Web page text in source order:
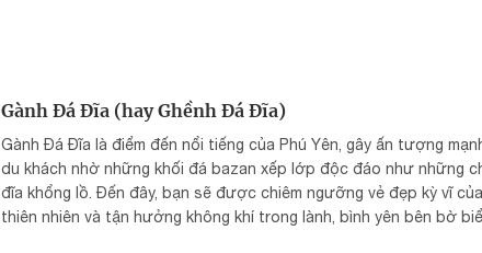
Gành Đá Đĩa (hay Ghềnh Đá Đĩa)
Gành Đá Đĩa là điểm đến nổi tiếng của Phú Yên, gây ấn tượng
du khách nhờ những khối đá bazan xếp lớp độc đáo như những
đĩa khổng lồ. Đến đây, bạn sẽ được chiêm ngưỡng vẻ đẹp kỳ vĩ của
thiên nhiên và tận hưởng không khí trong lành, bình yên bên bờ